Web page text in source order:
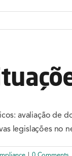
avaliação de
legislações no